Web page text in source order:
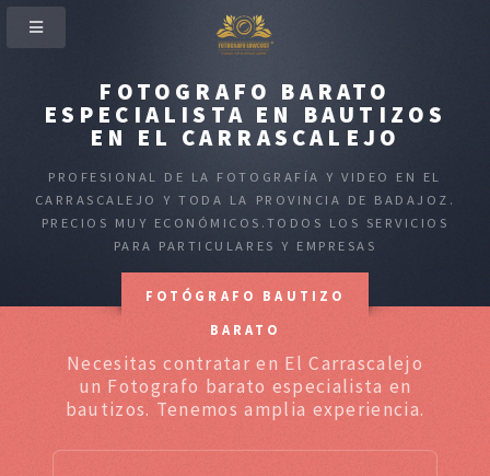
FOTOGRAFO BARATO
ESPECIALISTA EN BAUTIZOS
EN EL CARRASCALEJO
PROFESIONAL DE LA FOTOGRAFÍA Y VIDEO EN EL
CARRASCALEJO Y TODA LA PROVINCIA DE BADAJOZ.
PRECIOS MUY ECONÓMICOS.TODOS LOS SERVICIOS
PARA PARTICULARES Y EMPRESAS
FOTÓGRAFO BAUTIZO
BARATO
Necesitas contratar en El Carrascalejo
un Fotografo barato especialista en
bautizos. Tenemos amplia experiencia.